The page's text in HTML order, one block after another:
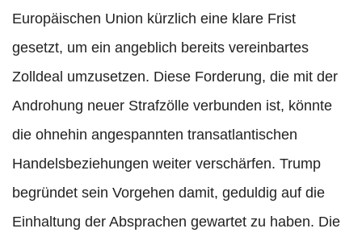
Europäischen Union kürzlich eine klare Frist
gesetzt, um ein angeblich bereits vereinbartes
Zolldeal umzusetzen. Diese Forderung, die mit der
Androhung neuer Strafzölle verbunden ist, könnte
die ohnehin angespannten transatlantischen
Handelsbeziehungen weiter verschärfen. Trump
begründet sein Vorgehen damit, geduldig auf die
Einhaltung der Absprachen gewartet zu haben. Die